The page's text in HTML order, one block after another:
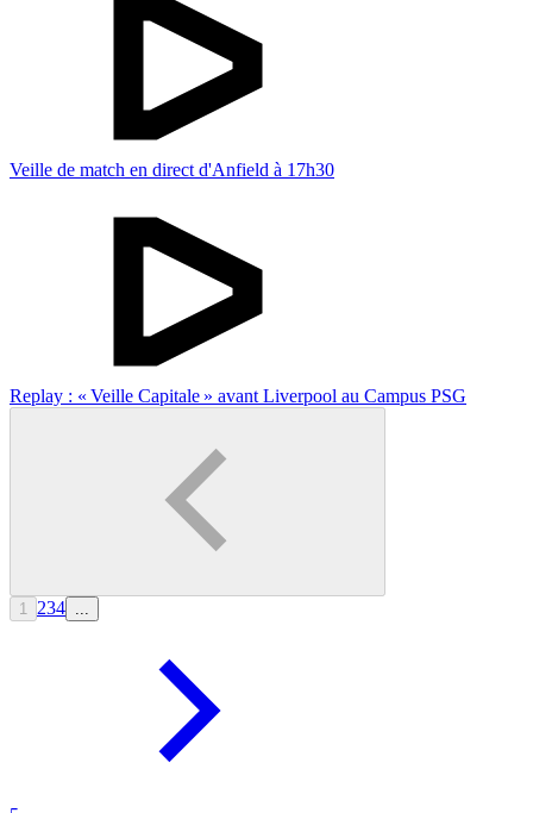
Veille de match en direct d'Anfield à 17h30
Replay : « Veille Capitale » avant Liverpool au Campus PSG
1 234 ...